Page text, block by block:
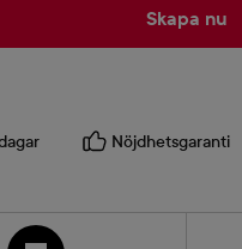
Skapa nu
Nöjdhetsgaranti